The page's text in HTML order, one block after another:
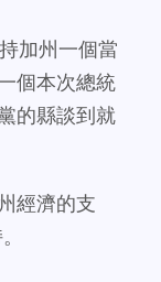
加州一個當
個本次總統
的縣談到就
經濟的支